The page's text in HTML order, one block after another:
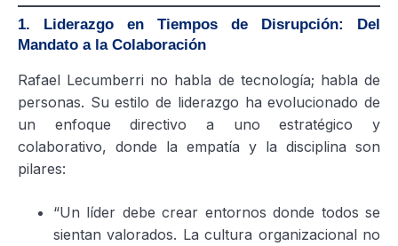
1. Liderazgo en Tiempos de Disrupción: Del
Mandato a la Colaboración
Rafael Lecumberri no habla de tecnología; habla de
personas. Su estilo de liderazgo ha evolucionado de
un enfoque directivo a uno estratégico y
colaborativo, donde la empatía y la disciplina son
pilares:
“Un líder debe crear entornos donde todos se
sientan valorados. La cultura organizacional no